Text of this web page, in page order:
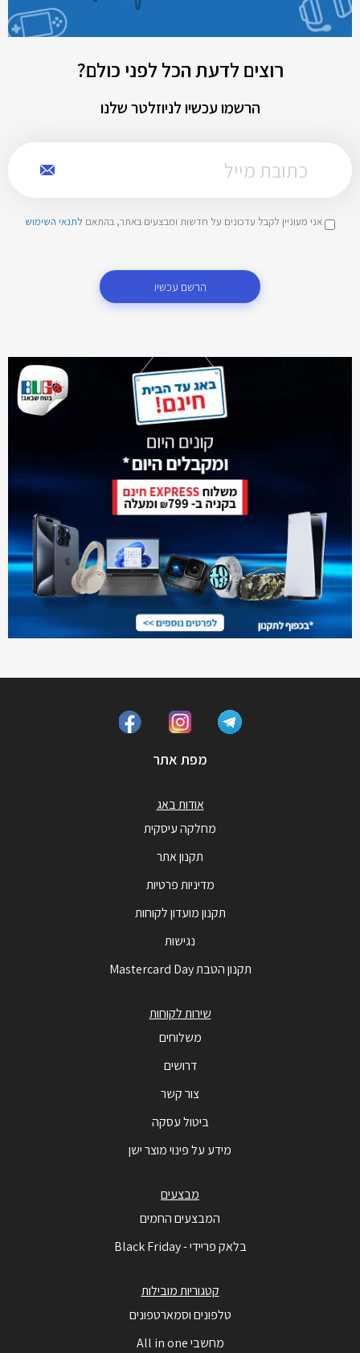
רוצים לדעת הכל לפני כולם?
הרשמו עכשיו לניוזלטר שלנו
אני מעוניין לקבל עדכונים על חדשות ומבצעים באתר, בהתאם לתנאי השימוש
הרשם עכשיו
מפת אתר
אודות באג
מחלקה עיסקית
תקנון אתר
מדיניות פרטיות
תקנון מועדון לקוחות
נגישות
תקנון הטבת Mastercard Day
שירות לקוחות
משלוחים
דרושים
צור קשר
ביטול עסקה
מידע על פינוי מוצר ישן
מבצעים
המבצעים החמים
בלאק פריידי - Black Friday
קטגוריות מובילות
טלפונים וסמארטפונים
מחשבי All in one